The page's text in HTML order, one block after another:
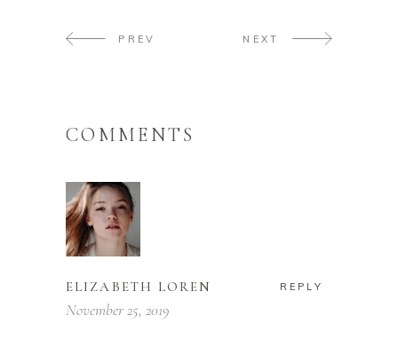
PREV NEXT
COMMENTS
ELIZABETH LOREN REPLY
November 25, 2019